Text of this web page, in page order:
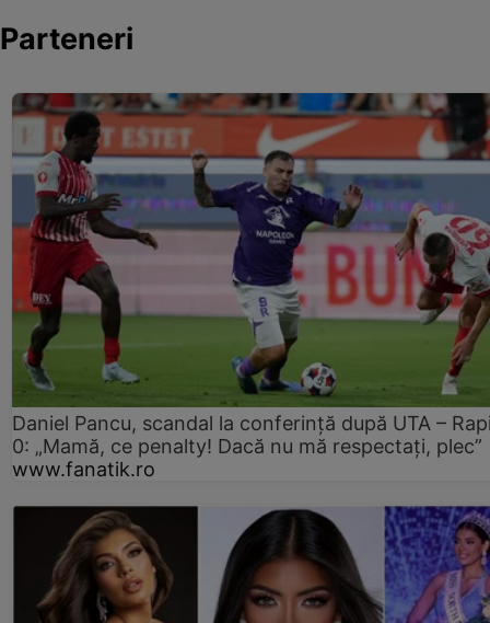
Parteneri
Daniel Pancu, scandal la conferință după UTA –
0: „Mamă, ce penalty! Dacă nu mă respectați, plec”
www.fanatik.ro